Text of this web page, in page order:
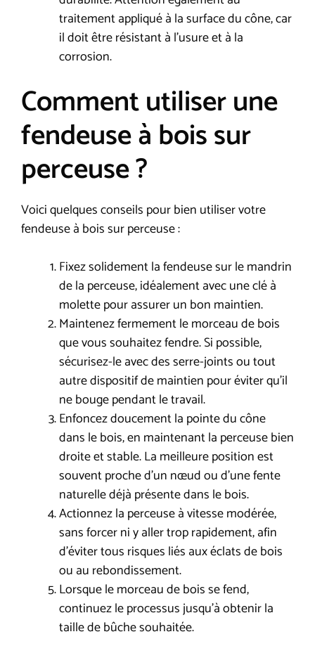
traitement appliqué à la surface du cône, car
il doit être résistant à l’usure et à la
corrosion.
Comment utiliser une
fendeuse à bois sur
perceuse ?
Voici quelques conseils pour bien utiliser votre
fendeuse à bois sur perceuse :
Fixez solidement la fendeuse sur le mandrin
de la perceuse, idéalement avec une clé à
molette pour assurer un bon maintien.
Maintenez fermement le morceau de bois
que vous souhaitez fendre. Si possible,
sécurisez-le avec des serre-joints ou tout
autre dispositif de maintien pour éviter qu’il
ne bouge pendant le travail.
Enfoncez doucement la pointe du cône
dans le bois, en maintenant la perceuse bien
droite et stable. La meilleure position est
souvent proche d’un nœud ou d’une fente
naturelle déjà présente dans le bois.
Actionnez la perceuse à vitesse modérée,
sans forcer ni y aller trop rapidement, afin
d’éviter tous risques liés aux éclats de bois
ou au rebondissement.
Lorsque le morceau de bois se fend,
continuez le processus jusqu’à obtenir la
taille de bûche souhaitée.